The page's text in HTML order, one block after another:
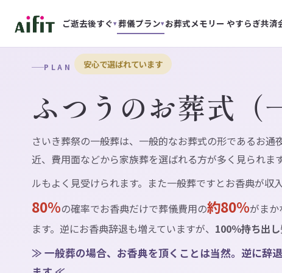
ご逝去後すぐ▾ 葬儀プラン▾ お葬式メモリー やすらぎ共済
PLAN 安心で選ばれています
ふつうのお葬式（
さいき葬祭の一般葬は、一般的なお葬式の形であるお通
近、費用面などから家族葬を選ばれる方が多く見られま
ルもよく見受けられます。また一般葬ですとお香典が収
80％の確率でお香典だけで葬儀費用の約80％がまか
ます。逆にお香典辞退も増えていますが、 100％持ち出
≫ 一般葬の場合、お香典を頂くことは当然。逆に辞